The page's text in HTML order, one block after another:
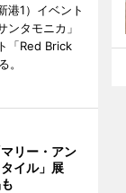
港1）イベント
ンタモニカ」
「Red Brick
。
リー・アン
タイル」展